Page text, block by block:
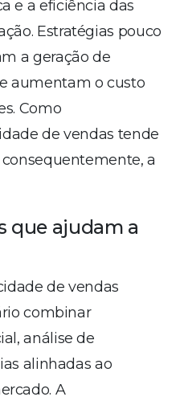
e a eficiência das
Estratégias pouco
a geração de
aumentam o custo
Como
de vendas tende
a
que ajudam a
de vendas
combinar
análise de
alinhadas ao
A